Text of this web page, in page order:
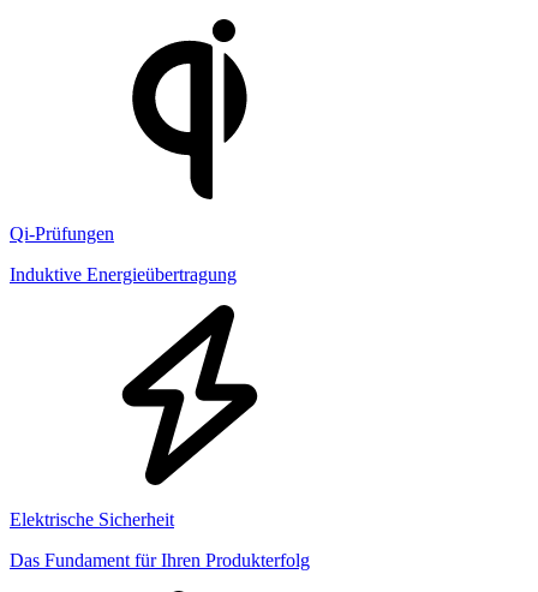
Qi-Prüfungen
Induktive Energieübertragung
Elektrische Sicherheit
Das Fundament für Ihren Produkterfolg